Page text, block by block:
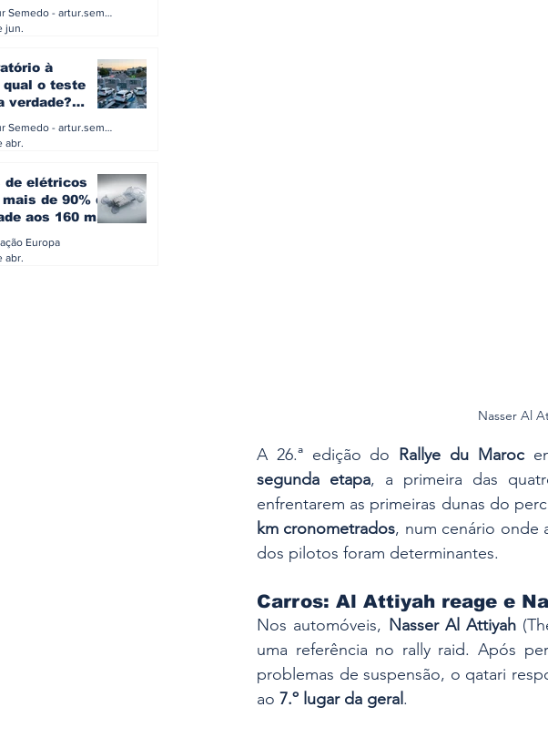
Artur Semedo - artur.semedo@publiracing.pt
jun.
à
qual o teste
verdade?
Artur Semedo - artur.semedo@publiracing.pt
abr.
de elétricos
de 90% da
aos 160 mil
Europa
abr.
Nasser Al
A 26.ª edição do Rallye du Maroc
segunda etapa, a primeira das
enfrentarem as primeiras dunas do
km cronometrados, num cenário onde
dos pilotos foram determinantes.
Carros: Al Attiyah reage e
Nos automóveis, Nasser Al Attiyah
uma referência no rally raid. Após
problemas de suspensão, o qatari
ao 7.º lugar da geral .